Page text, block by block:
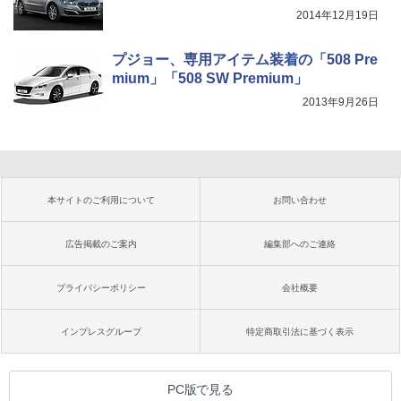
2014年12月19日
プジョー、専用アイテム装着の「508 Pre
mium」「508 SW Premium」
2013年9月26日
本サイトのご利用について お問い合わせ
広告掲載のご案内 編集部へのご連絡
プライバシーポリシー 会社概要
インプレスグループ 特定商取引法に基づく表示
PC版で見る